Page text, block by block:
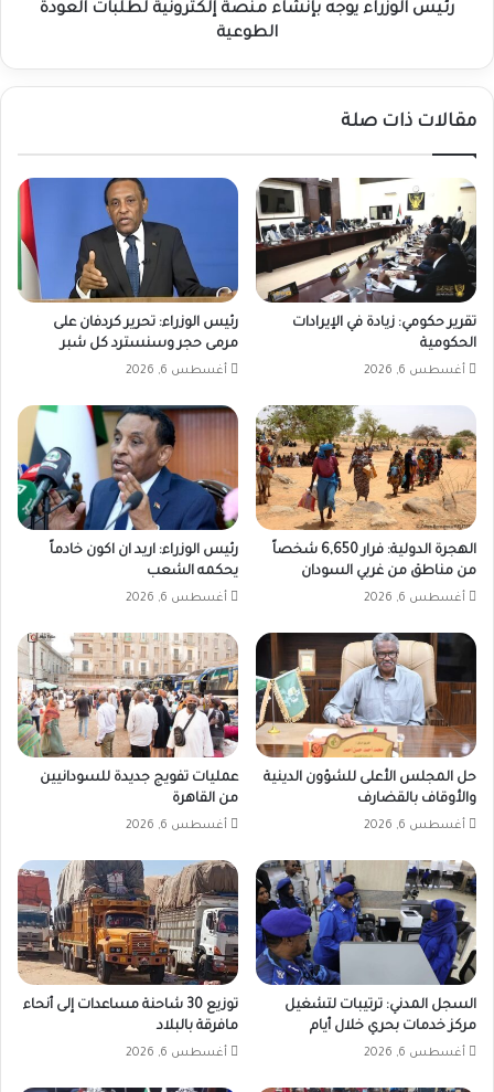
رئيس الوزراء يوجه بإنشاء منصة إلكترونية لطلبات العودة
الطوعية
مقالات ذات صلة
تقرير حكومي: زيادة في الإيرادات
الحكومية
أغسطس 6, 2026
رئيس الوزراء: تحرير كردفان على
مرمى حجر وسنسترد كل شبر
أغسطس 6, 2026
الهجرة الدولية: فرار 6,650 شخصاً
من مناطق من غربي السودان
أغسطس 6, 2026
رئيس الوزراء: اريد ان اكون خادماً
يحكمه الشعب
أغسطس 6, 2026
حل المجلس الأعلى للشؤون الدينية
والأوقاف بالقضارف
أغسطس 6, 2026
عمليات تفويج جديدة للسودانيين
من القاهرة
أغسطس 6, 2026
السجل المدني: ترتيبات لتشغيل
مركز خدمات بحري خلال أيام
أغسطس 6, 2026
توزيع 30 شاحنة مساعدات إلى أنحاء
مافرقة بالبلاد
أغسطس 6, 2026